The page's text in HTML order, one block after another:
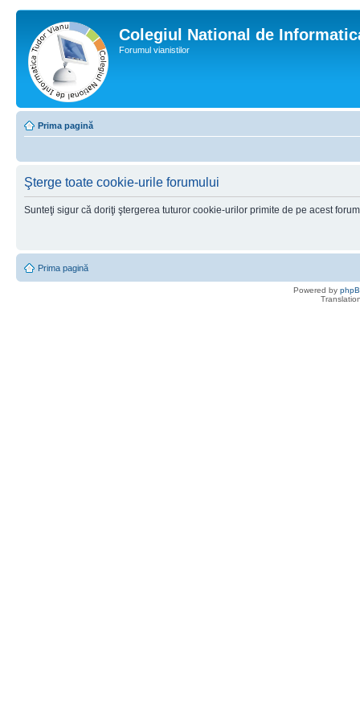
Colegiul National de
Forumul vianistilor
Prima pagină
Şterge toate cookie-urile forumului
Sunteţi sigur că doriţi ştergerea tuturor cookie-urilor primite de pe acest
Prima pagină
Powered by